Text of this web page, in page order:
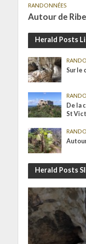
RANDONNÉES
Autour de
Herald Posts
Sur le
De la
St
Herald Posts